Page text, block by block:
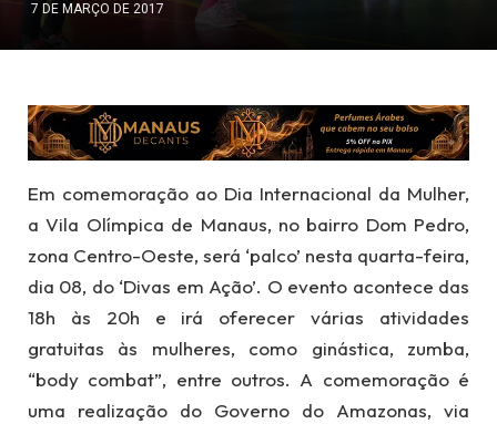
7 DE MARÇO DE 2017
Em comemoração ao Dia Internacional da Mulher,
a Vila Olímpica de Manaus, no bairro Dom Pedro,
zona Centro-Oeste, será ‘palco’ nesta quarta-feira,
dia 08, do ‘Divas em Ação’. O evento acontece das
18h às 20h e irá oferecer várias atividades
gratuitas às mulheres, como ginástica, zumba,
“body combat”, entre outros. A comemoração é
uma realização do Governo do Amazonas, via